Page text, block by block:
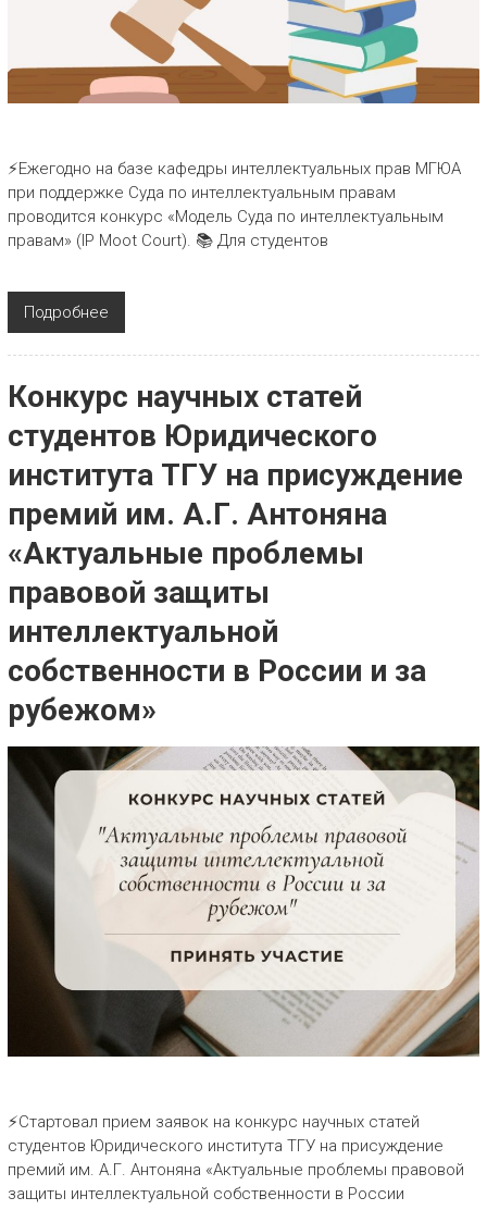
⚡Ежегодно на базе кафедры интеллектуальных прав МГЮА
при поддержке Суда по интеллектуальным правам
проводится конкурс «Модель Суда по интеллектуальным
правам» (IP Moot Court). 📚 Для студентов
Подробнее
Конкурс научных статей
студентов Юридического
института ТГУ на присуждение
премий им. А.Г. Антоняна
«Актуальные проблемы
правовой защиты
интеллектуальной
собственности в России и за
рубежом»
⚡Стартовал прием заявок на конкурс научных статей
студентов Юридического института ТГУ на присуждение
премий им. А.Г. Антоняна «Актуальные проблемы правовой
защиты интеллектуальной собственности в России